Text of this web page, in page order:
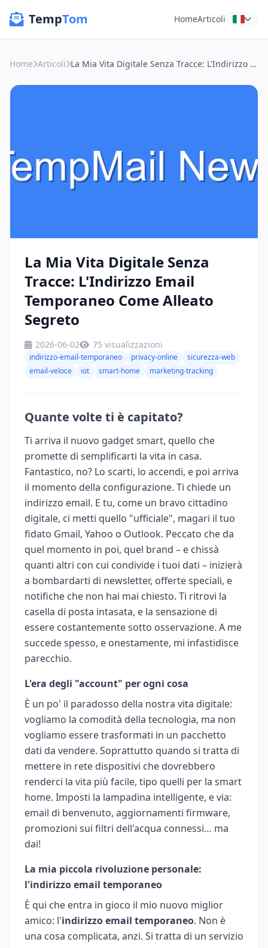
TempTom HomeArticoli
Home Articoli La Mia Vita Digitale Senza Tracce: L'Indirizzo Email Temporaneo Come Alleato Segreto
La Mia Vita Digitale Senza
Tracce: L'Indirizzo Email
Temporaneo Come Alleato
Segreto
2026-06-02 75 visualizzazioni
indirizzo-email-temporaneo privacy-online
sicurezza-web
email-veloce
iot smart-home marketing-tracking
Quante volte ti è capitato?
Ti arriva il nuovo gadget smart, quello che
promette di semplificarti la vita in casa.
Fantastico, no? Lo scarti, lo accendi, e poi arriva
il momento della configurazione. Ti chiede un
indirizzo email. E tu, come un bravo cittadino
digitale, ci metti quello "ufficiale", magari il tuo
fidato Gmail, Yahoo o Outlook. Peccato che da
quel momento in poi, quel brand – e chissà
quanti altri con cui condivide i tuoi dati – inizierà
a bombardarti di newsletter, offerte speciali, e
notifiche che non hai mai chiesto. Ti ritrovi la
casella di posta intasata, e la sensazione di
essere costantemente sotto osservazione. A me
succede spesso, e onestamente, mi infastidisce
parecchio.
L'era degli "account" per ogni cosa
È un po' il paradosso della nostra vita digitale:
vogliamo la comodità della tecnologia, ma non
vogliamo essere trasformati in un pacchetto
dati da vendere. Soprattutto quando si tratta di
mettere in rete dispositivi che dovrebbero
renderci la vita più facile, tipo quelli per la smart
home. Imposti la lampadina intelligente, e via:
email di benvenuto, aggiornamenti firmware,
promozioni sui filtri dell'acqua connessi… ma
dai!
La mia piccola rivoluzione personale:
l'indirizzo email temporaneo
È qui che entra in gioco il mio nuovo miglior
amico: l'indirizzo email temporaneo. Non è
una cosa complicata, anzi. Si tratta di un servizio